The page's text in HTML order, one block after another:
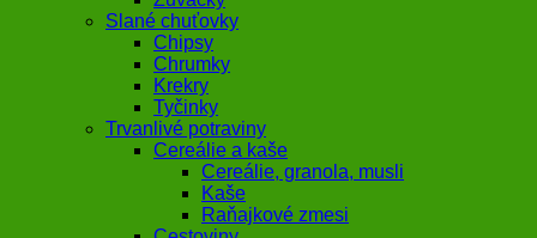
Slané chuťovky
Chipsy
Chrumky
Krekry
Tyčinky
Trvanlivé potraviny
Cereálie a kaše
Cereálie, granola, musli
Kaše
Raňajkové zmesi